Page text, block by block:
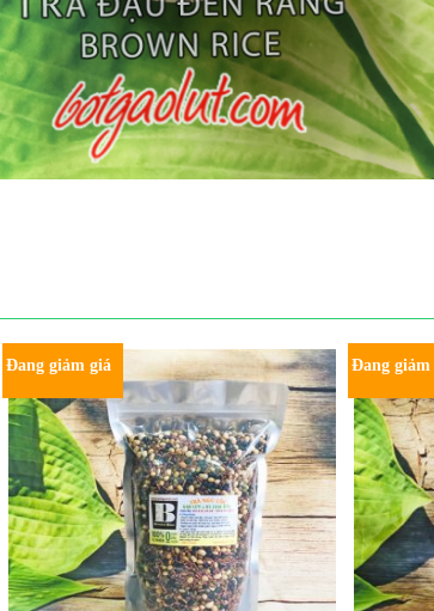
Đang giảm giá Đang giảm